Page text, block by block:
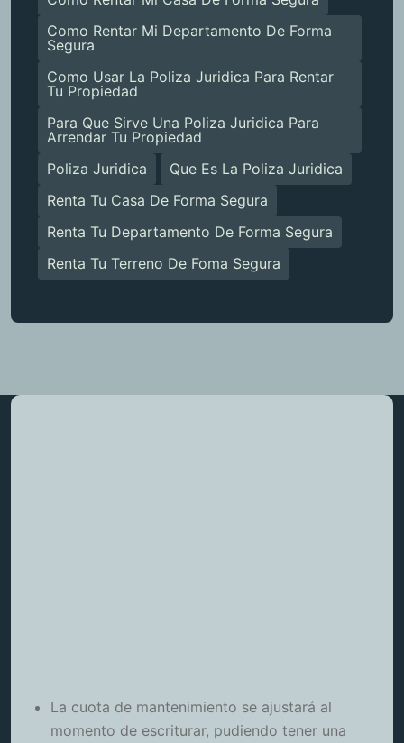
Como Rentar Mi Departamento De Forma
Segura
Como Usar La Poliza Juridica Para Rentar
Tu Propiedad
Para Que Sirve Una Poliza Juridica Para
Arrendar Tu Propiedad
Poliza Juridica
Que Es La Poliza Juridica
Renta Tu Casa De Forma Segura
Renta Tu Departamento De Forma Segura
Renta Tu Terreno De Foma Segura
La cuota de mantenimiento se ajustará al
momento de escriturar, pudiendo tener una